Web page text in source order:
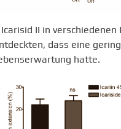
II in
dass eine
hatte.